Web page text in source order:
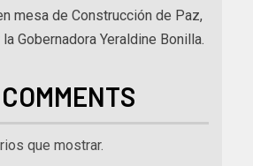
mesa de Construcción de Paz,
Gobernadora Yeraldine Bonilla.
que mostrar.